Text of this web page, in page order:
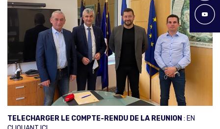
TELECHARGER LE COMPTE-RENDU DE LA REUNION : EN